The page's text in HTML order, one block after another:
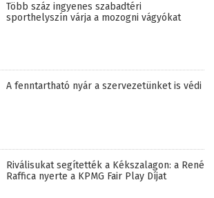
Több száz ingyenes szabadtéri
sporthelyszín várja a mozogni vágyókat
A fenntartható nyár a szervezetünket is védi
Riválisukat segítették a Kékszalagon: a René
Raffica nyerte a KPMG Fair Play Díjat